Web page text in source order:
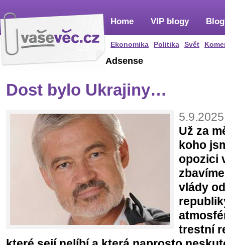
Home
Ekonomika Politika Svět
VIP blogy
Adsense
Dost bylo Ukrajiny…
Už za
koho
opozici
vlády
trestní